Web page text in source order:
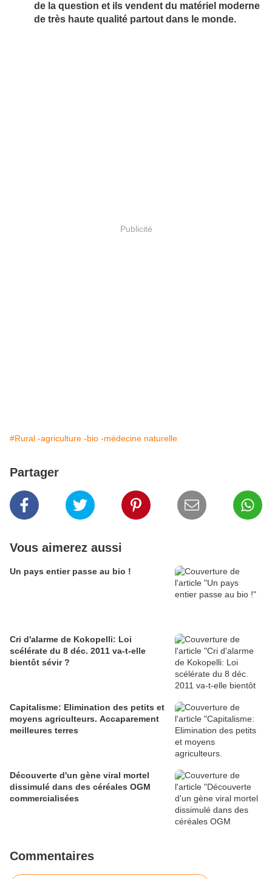
de la question et ils vendent du matériel moderne
de très haute qualité partout dans le monde.
Publicité
#Rural -agriculture -bio -médecine naturelle
Partager
Vous aimerez aussi
Un pays entier passe au bio !
Cri d'alarme de Kokopelli: Loi
scélérate du 8 déc. 2011 va-t-elle
bientôt sévir ?
Capitalisme: Elimination des petits et
moyens agriculteurs. Accaparement
meilleures terres
Découverte d'un gène viral mortel
dissimulé dans des céréales OGM
commercialisées
Commentaires